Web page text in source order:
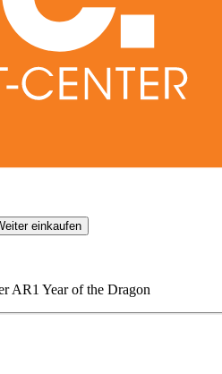
einkaufen
AR1 Year of the Dragon